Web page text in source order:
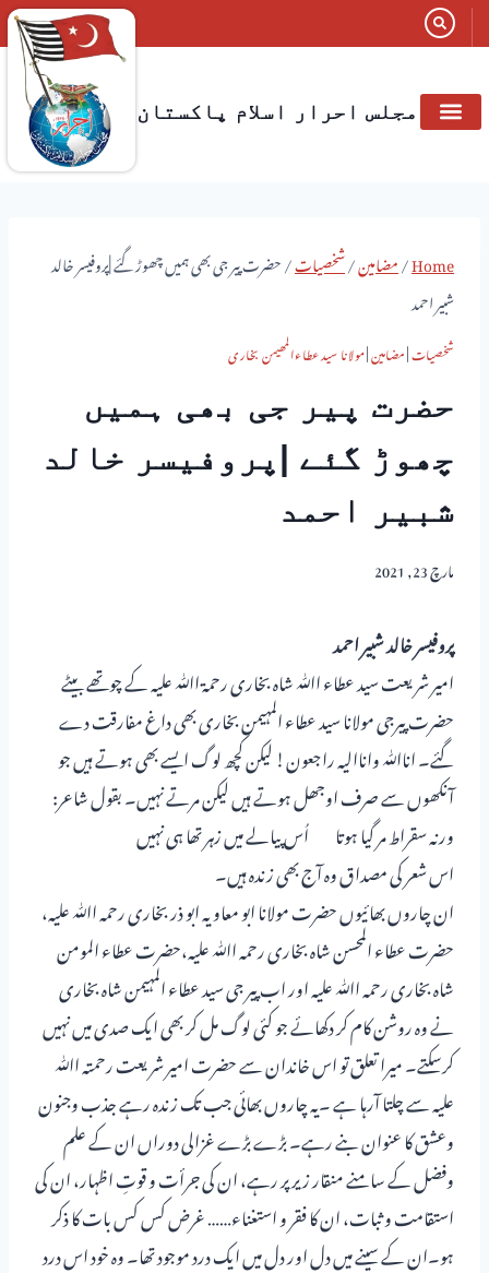
مجلس احرار اسلام پاکستان
Home
/مضامین/شخصیات/حضرت پیر جی بھی ہمیں چھوڑ گئے |پروفیسر خالد
شبیر احمد
شخصیات|مضامین|مولانا سید عطاءالمھیمن بخاری
حضرت پیر جی بھی ہمیں
چھوڑ گئے |پروفیسر خالد
شبیر احمد
مارچ 23, 2021
پروفیسر خالد شبیر احمد
امیر شریعت سید عطاء اﷲ شاہ بخاری رحمۃ اﷲ علیہ کے چوتھے بیٹے
حضرت پیرجی مولانا سید عطاء المہیمن بخاری بھی داغ مفارقت دے
گئے۔ اناﷲ واناالیہ راجعون! لیکن کچھ لوگ ایسے بھی ہوتے ہیں جو
آنکھوں سے صرف اوجھل ہوتے ہیں لیکن مرتے نہیں۔ بقول شاعر:
ورنہ سقراط مر گیا ہوتا اُس پیالے میں زہر تھا ہی نہیں
اس شعر کی مصداق وہ آج بھی زندہ ہیں۔
ان چاروں بھائیوں حضرت مولانا ابو معاویہ ابو ذر بخاری رحمہ اﷲ علیہ،
حضرت عطاء المحسن شاہ بخاری رحمہ اﷲ علیہ،حضرت عطاء المومن
شاہ بخاری رحمہ اﷲ علیہ اور اب پیر جی سید عطاء المہیمن شاہ بخاری
نے وہ روشن کام کر دکھائے جو کئی لوگ مل کر بھی ایک صدی میں نہیں
کرسکتے۔ میرا تعلق تو اس خاندان سے حضرت امیر شریعت رحمتہ اﷲ
علیہ سے چلتا آرہا ہے ۔یہ چاروں بھائی جب تک زندہ رہے جذب وجنون
وعشق کا عنوان بنے رہے۔ بڑے بڑے غزالی دوراں ان کے علم
وفضل کے سامنے منقار زیر پر رہے، ان کی جرأت و قوتِ اظہار، ان کی
استقامت و ثبات، ان کا فقر و استغناء…… غرض کس کس بات کا ذکر
ہو۔ان کے سینے میں دل اور دل میں ایک درد موجود تھا۔ وہ خود اس درد